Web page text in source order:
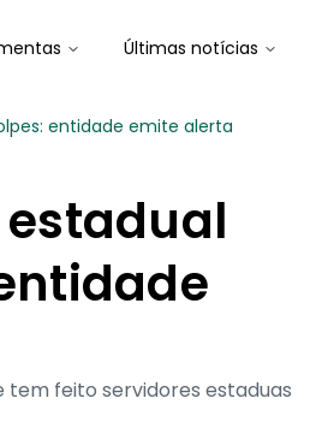
Últimas notícias
entidade emite alerta
estadual
tem feito servidores estaduas